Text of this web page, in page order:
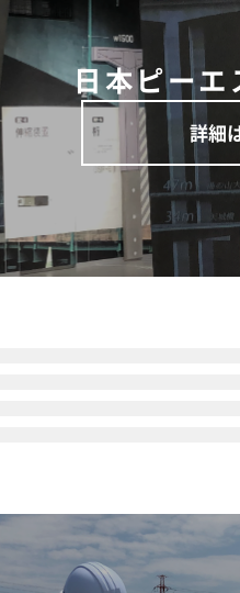
日本ピーエ
詳細